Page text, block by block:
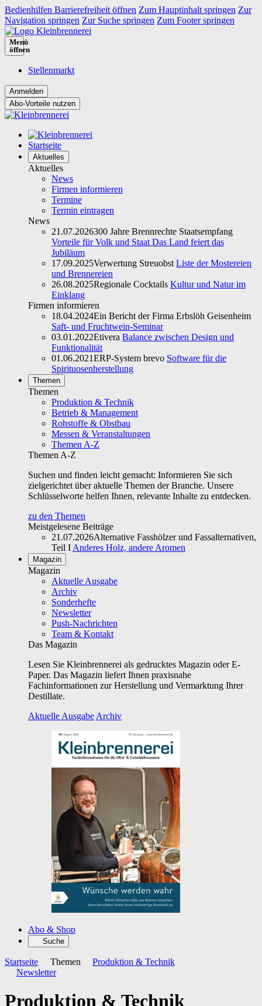
Bedienhilfen Barrierefreiheit öffnen Zum Hauptinhalt springen Zur
Navigation springen Zur Suche springen Zum Footer springen
Menü
öffnen
Stellenmarkt
Abo-Vorteile nutzen
Startseite
Aktuelles
Aktuelles
News
Firmen informieren
Termine
Termin eintragen
News
21.07.2026300 Jahre Brennrechte Staatsempfang
Vorteile für Volk und Staat Das Land feiert das
Jubiläum
17.09.2025Verwertung Streuobst Liste der Mostereien
und Brennereien
26.08.2025Regionale Cocktails Kultur und Natur im
Einklang
Firmen informieren
18.04.2024Ein Bericht der Firma Erbslöh Geisenheim
Saft- und Fruchtwein-Seminar
03.01.2022Etivera Balance zwischen Design und
Funktionalität
01.06.2021ERP-System brevo Software für die
Spirituosenherstellung
Themen
Themen
Produktion & Technik
Betrieb & Management
Rohstoffe & Obstbau
Messen & Veranstaltungen
Themen A-Z
Themen A-Z
Suchen und finden leicht gemacht: Informieren Sie sich
zielgerichtet über aktuelle Themen der Branche. Unsere
Schlüsselworte helfen Ihnen, relevante Inhalte zu entdecken.
zu den Themen
Meistgelesene Beiträge
21.07.2026Alternative Fasshölzer und Fassalternativen,
Teil I Anderes Holz, andere Aromen
Magazin
Magazin
Aktuelle Ausgabe
Archiv
Sonderhefte
Newsletter
Push-Nachrichten
Team & Kontakt
Das Magazin
Lesen Sie Kleinbrennerei als gedrucktes Magazin oder E-
Paper. Das Magazin liefert Ihnen praxisnahe
Fachinformationen zur Herstellung und Vermarktung Ihrer
Destillate.
Aktuelle Ausgabe Archiv
Abo & Shop
Suche
Startseite Themen
Produktion & Technik
Newsletter
Produktion & Technik